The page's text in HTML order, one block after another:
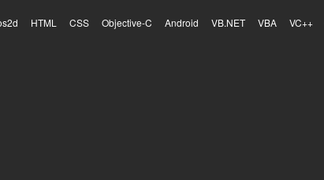
HTML CSS Objective-C Android VB.NET VBA VC++